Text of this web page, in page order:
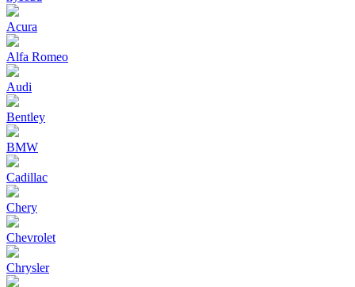
Acura
Alfa Romeo
Audi
Bentley
BMW
Cadillac
Chery
Chevrolet
Chrysler